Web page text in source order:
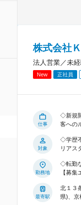
株式会社
法人営業／未
New 正社員
仕事
◇新規
客への
対象
◇学歴
リアス
勤務地
◇転勤
【募
最寄駅
北１３
県)、